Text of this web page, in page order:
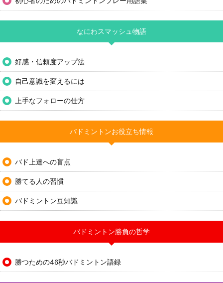
なにわスマッシュ物語
好感・信頼度アップ法
自己意識を変えるには
上手なフォローの仕方
バドミントンお役立ち情報
バド上達への盲点
勝てる人の習慣
バドミントン豆知識
バドミントン勝負の哲学
勝つための46秒バドミントン語録